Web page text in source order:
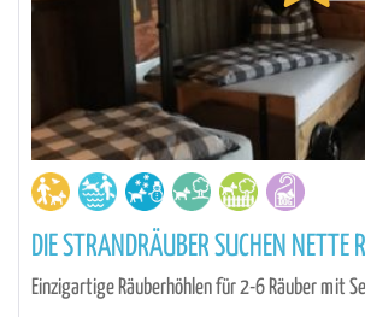
DIE STRANDRÄUBER SUCHEN NETTE
Einzigartige Räuberhöhlen für 2-6 Räuber mit